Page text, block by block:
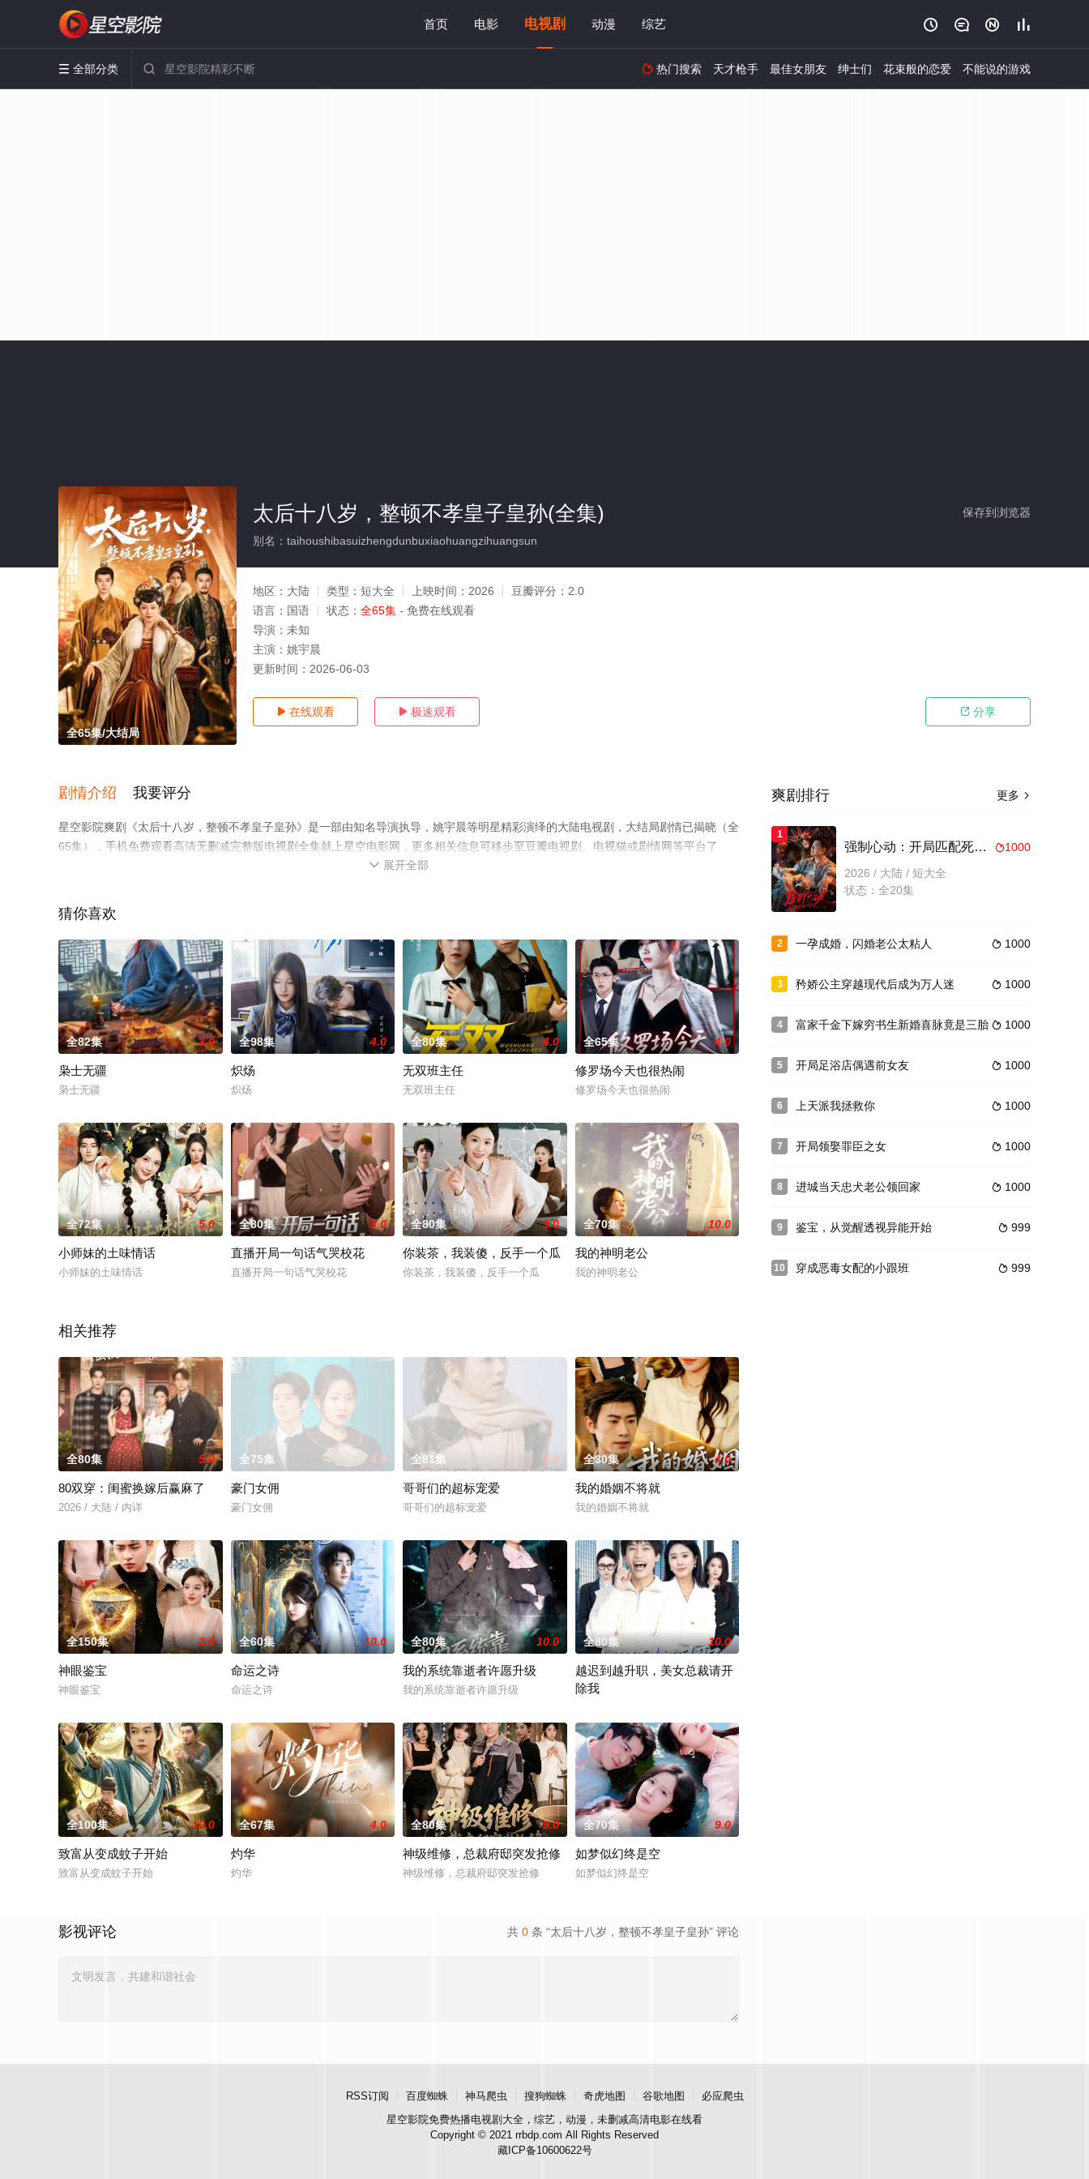
首页 电影 电视剧 动漫 综艺    
 全部分类   热门搜索 天才枪手 最佳女朋友 绅士们 花束般的恋爱 不能说的游戏
全65集/大结局
保存到浏览器
太后十八岁，整顿不孝皇子皇孙(全集)
别名：taihoushibasuizhengdunbuxiaohuangzihuangsun
地区： 大陆 类型： 短大全 上映时间： 2026 豆瓣评分： 2.0
语言： 国语 状态： 全65集 - 免费在线观看
导演： 未知
主演： 姚宇晨
更新时间： 2026-06-03
 在线观看  极速观看  分享
剧情介绍 我要评分
星空影院爽剧《太后十八岁，整顿不孝皇子皇孙》是一部由知名导演执导，姚宇晨等明星精彩演绎的大陆电视剧，大结局剧情已揭晓（全
65集），手机免费观看高清无删减完整版电视剧全集就上星空电影网，更多相关信息可移步至豆瓣电视剧、电视猫或剧情网等平台了
 展开全部
猜你喜欢
全82集 3.0
枭士无疆
枭士无疆
全98集 4.0
炽炀
炽炀
全80集 4.0
无双班主任
无双班主任
全65集 4.0
修罗场今天也很热闹
修罗场今天也很热闹
全72集 5.0
小师妹的土味情话
小师妹的土味情话
全80集 3.0
直播开局一句话气哭校花
直播开局一句话气哭校花
全80集 3.0
你装茶，我装傻，反手一个瓜
你装茶，我装傻，反手一个瓜
全70集 10.0
我的神明老公
我的神明老公
相关推荐
全80集 5.0
80双穿：闺蜜换嫁后赢麻了
2026 / 大陆 / 内详
全75集 4.0
豪门女佣
豪门女佣
全81集 6.0
哥哥们的超标宠爱
哥哥们的超标宠爱
全30集 4.0
我的婚姻不将就
我的婚姻不将就
全150集 3.0
神眼鉴宝
神眼鉴宝
全60集 10.0
命运之诗
命运之诗
全80集 10.0
我的系统靠逝者许愿升级
我的系统靠逝者许愿升级
全80集 10.0
越迟到越升职，美女总裁请开
除我
全100集 10.0
致富从变成蚊子开始
致富从变成蚊子开始
全67集 4.0
灼华
灼华
全80集 9.0
神级维修，总裁府邸突发抢修
神级维修，总裁府邸突发抢修
全70集 9.0
如梦似幻终是空
如梦似幻终是空
共 0 条 “太后十八岁，整顿不孝皇子皇孙” 评论
影视评论
更多 
爽剧排行
1
1000
强制心动：开局匹配死对头3
2026 / 大陆 / 短大全
状态：全20集
2  1000
一孕成婚，闪婚老公太粘人
3  1000
矜娇公主穿越现代后成为万人迷
4  1000
富家千金下嫁穷书生新婚喜脉竟是三胎
5  1000
开局足浴店偶遇前女友
6  1000
上天派我拯救你
7  1000
开局领娶罪臣之女
8  1000
进城当天忠犬老公领回家
9  999
鉴宝，从觉醒透视异能开始
10  999
穿成恶毒女配的小跟班
RSS订阅 百度蜘蛛 神马爬虫 搜狗蜘蛛 奇虎地图 谷歌地图
必应爬虫
星空影院免费热播电视剧大全，综艺，动漫，未删减高清电影在线看
Copyright © 2021 rrbdp.com All Rights Reserved
藏ICP备10600622号